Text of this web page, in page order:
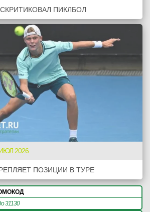
ПИКЛБОЛ
2026
ПОЗИЦИИ В ТУРЕ
31130